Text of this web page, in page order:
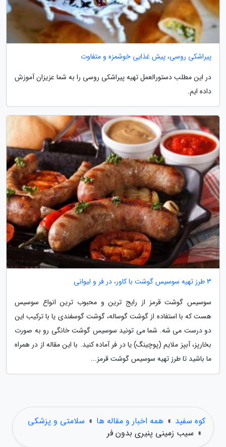
پیراشکی روسی، پیش غذایی خوشمزه و متفاوت
در این مطلب دستورالعمل تهیه پیراشکی روسی را به شما عزیزان آموزش
داده ایم.
3 طرز تهیه سوسیس گوشت با کاور، در فر و لیوانی
سوسیس گوشت قرمز از رایج ترین و محبوب ترین انواع سوسیس
هست که با استفاده از گوشت گوساله، گوشت گوسفندی یا با ترکیب این
دو درست می شه. شما می تونید سوسیس گوشت خانگی رو به صورت
بخارپز، آبپز ملایم (پوچینگ) یا در فر آماده کنید. با این مقاله از در همراه
ما باشید تا طرز تهیه سوسیس گوشت قرمز...
کوه سفید » همه اخبار و مقاله ها » سلامتی و پزشکی
» سیب زمینی پنیری بدون فر